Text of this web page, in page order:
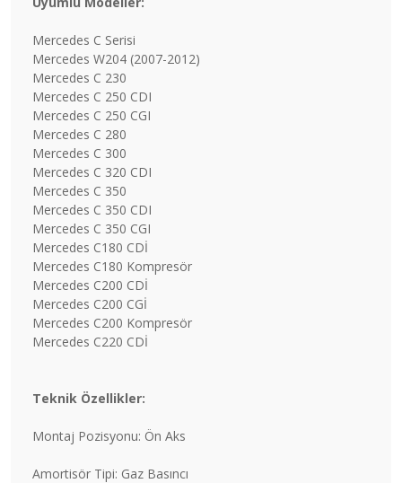
Mercedes C Serisi
Mercedes W204 (2007-2012)
Mercedes C 230
Mercedes C 250 CDI
Mercedes C 250 CGI
Mercedes C 280
Mercedes C 300
Mercedes C 320 CDI
Mercedes C 350
Mercedes C 350 CDI
Mercedes C 350 CGI
Mercedes C180 CDİ
Mercedes C180 Kompresör
Mercedes C200 CDİ
Mercedes C200 CGİ
Mercedes C200 Kompresör
Mercedes C220 CDİ
Teknik Özellikler:
Montaj Pozisyonu: Ön Aks
Amortisör Tipi: Gaz Basıncı